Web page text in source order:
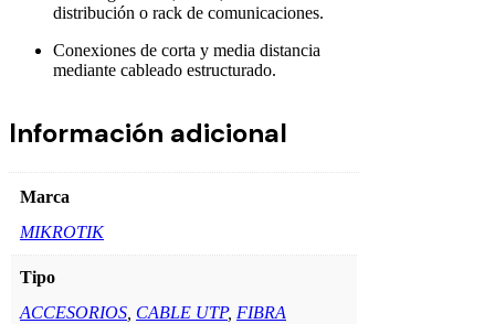
distribución o rack de comunicaciones.
Conexiones de corta y media distancia
mediante cableado estructurado.
Información adicional
Marca
MIKROTIK
Tipo
ACCESORIOS CABLE UTP, FIBRA